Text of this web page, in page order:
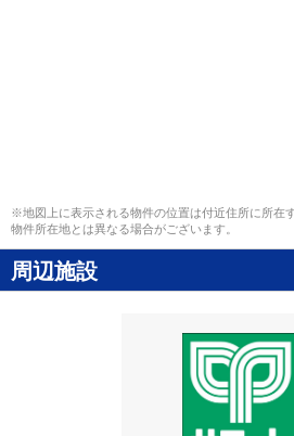
※地図上に表示される物件の位置は付近住所に所在
物件所在地とは異なる場合がございます。
周辺施設